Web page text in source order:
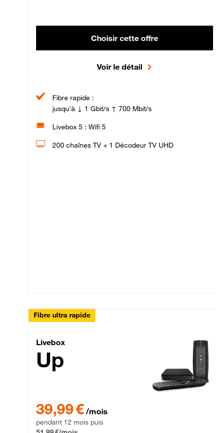
Choisir cette offre
Voir le détail
Fibre rapide :
jusqu'à ↓ 1 Gbit/s ↑ 700 Mbit/s
Livebox 5 : Wifi 5
200 chaînes TV + 1 Décodeur TV UHD
Fibre ultra rapide
Livebox Up Fibre
Livebox
Up
39,99 € /mois
pendant 12 mois puis